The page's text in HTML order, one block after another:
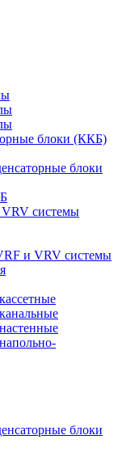
блоки (ККБ)
блоки
системы
и VRV системы
блоки